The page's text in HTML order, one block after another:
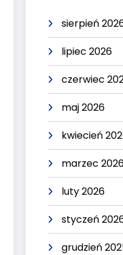
sierpień
lipiec 2026
czerwiec
maj 2026
kwiecień
marzec
luty 2026
styczeń
grudzień